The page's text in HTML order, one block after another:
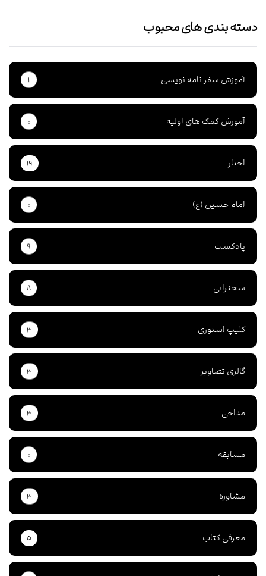
دسته بندی های محبوب
آموزش سفر نامه نویسی ۱
آموزش کمک های اولیه ۰
اخبار ۱۹
امام حسین (ع) ۰
پادکست ۹
سخنرانی ۸
کلیپ استوری ۳
گالری تصاویر ۳
مداحی ۳
مسابقه ۰
مشاوره ۳
معرفی کتاب ۵